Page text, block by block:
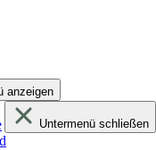
anzeigen
Untermenü schließen